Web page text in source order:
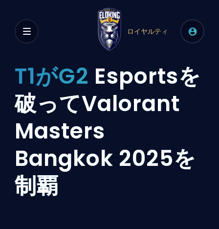
ロイヤルティ
T1がG2 Esportsを
破ってValorant
Masters
Bangkok 2025を
制覇